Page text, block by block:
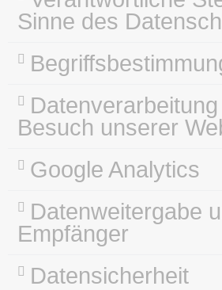
Sinne des
Besuch unserer
Google Analytics
Datenweitergabe
Empfänger
Datensicherheit